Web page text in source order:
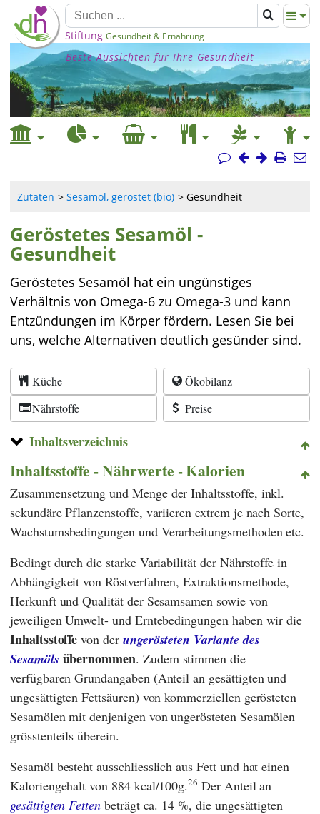
Stiftung Gesundheit & Ernährung
Beste Aussichten für Ihre Gesundheit
Zutaten Sesamöl, geröstet (bio) Gesundheit
Geröstetes Sesamöl -
Gesundheit
Geröstetes Sesamöl hat ein ungünstiges
Verhältnis von Omega-6 zu Omega-3 und kann
Entzündungen im Körper fördern. Lesen Sie bei
uns, welche Alternativen deutlich gesünder sind.
Küche
Ökobilanz
Nährstoffe
Preise
Inhaltsverzeichnis
Inhaltsstoffe - Nährwerte - Kalorien
Zusammensetzung und Menge der Inhaltsstoffe, inkl.
sekundäre Pflanzenstoffe, variieren extrem je nach Sorte,
Wachstumsbedingungen und Verarbeitungsmethoden etc.
Bedingt durch die starke Variabilität der Nährstoffe in
Abhängigkeit von Röstverfahren, Extraktionsmethode,
Herkunft und Qualität der Sesamsamen sowie von
jeweiligen Umwelt- und Erntebedingungen haben wir die
Inhaltsstoffevon der ungerösteten Variante des
Sesamöls übernommen. Zudem stimmen die
verfügbaren Grundangaben (Anteil an gesättigten und
ungesättigten Fettsäuren) von kommerziellen gerösteten
Sesamölen mit denjenigen von ungerösteten Sesamölen
grösstenteils überein.
Sesamöl besteht ausschliesslich aus Fett und hat einen
Kaloriengehalt von 884 kcal/100g.26 Der Anteil an
gesättigten Fetten beträgt ca. 14 %, die ungesättigten